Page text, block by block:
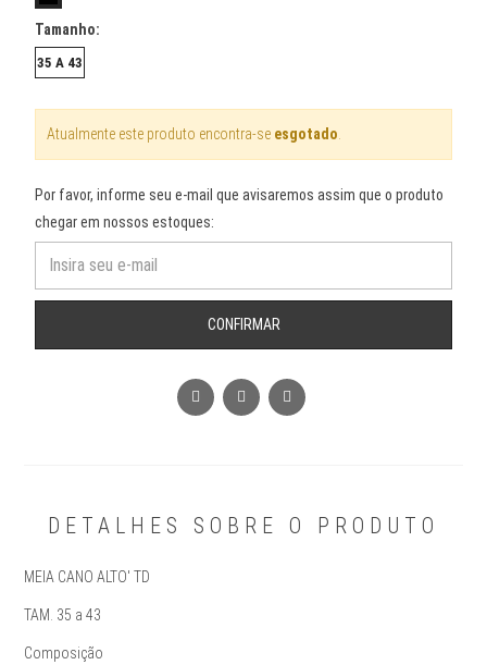
Tamanho:
35 A 43
Atualmente este produto encontra-se esgotado
Por favor, informe seu e-mail que avisaremos assim que o produto
chegar em nossos estoques:
CONFIRMAR
DETALHES SOBRE O PRODUTO
MEIA CANO ALTO' TD
TAM. 35 a 43
Composição